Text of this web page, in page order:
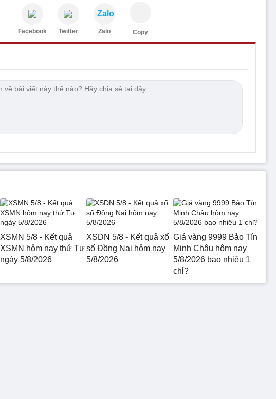
Facebook Twitter
Zalo
Zalo Copy
XSMN 5/8 - Kết quả
XSMN hôm nay thứ Tư
ngày 5/8/2026
XSDN 5/8 - Kết quả xổ
số Đồng Nai hôm nay
5/8/2026
Giá vàng 9999 Bảo Tín
Minh Châu hôm nay
5/8/2026 bao nhiêu 1
chỉ?